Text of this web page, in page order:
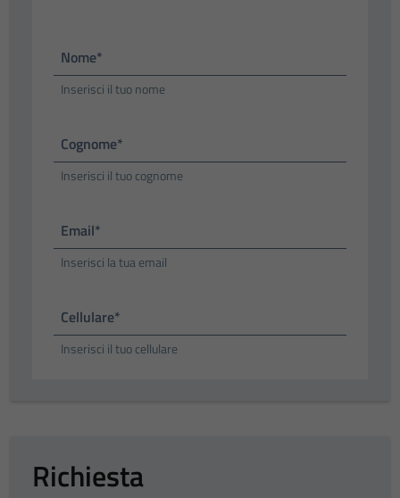
Nome*
Inserisci il tuo nome
Cognome*
Inserisci il tuo cognome
Email*
Inserisci la tua email
Cellulare*
Inserisci il tuo cellulare
Richiesta